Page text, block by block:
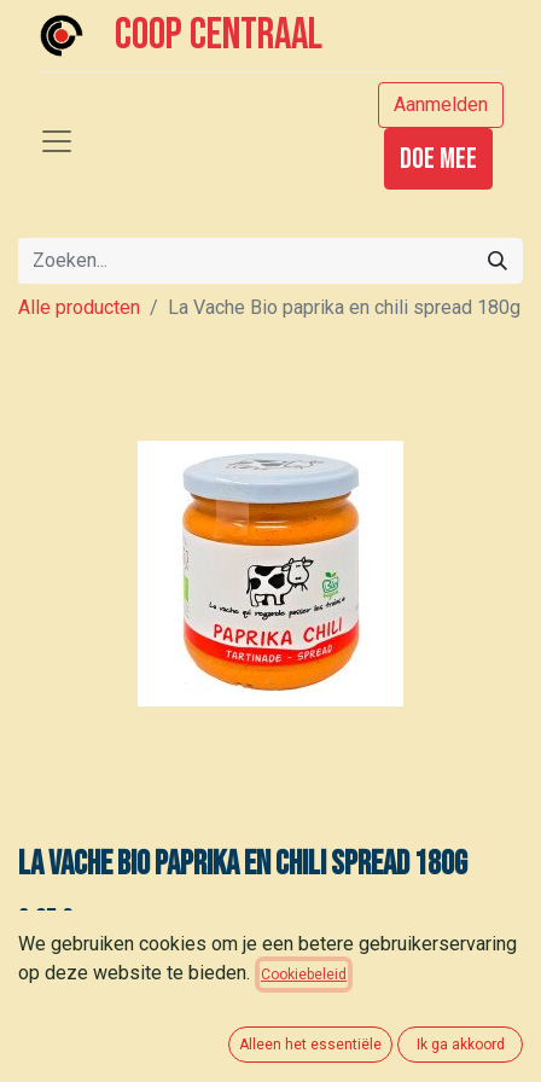
Coop centraal
Aanmelden
Doe mee
Alle producten La Vache Bio paprika en chili spread 180g
La Vache Bio paprika en chili spread 180g
2,95 €
TOEVOEGEN AAN WINKELMANDJE
We gebruiken cookies om je een betere gebruikerservaring
op deze website te bieden.
Cookiebeleid
Alleen het essentiële Ik ga akkoord